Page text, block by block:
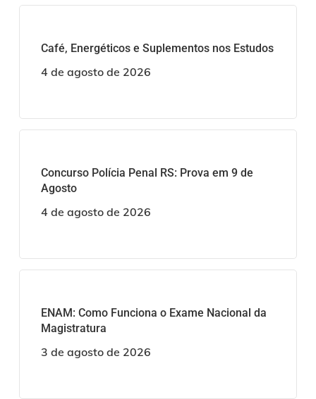
Café, Energéticos e Suplementos nos Estudos
4 de agosto de 2026
Concurso Polícia Penal RS: Prova em 9 de
Agosto
4 de agosto de 2026
ENAM: Como Funciona o Exame Nacional da
Magistratura
3 de agosto de 2026